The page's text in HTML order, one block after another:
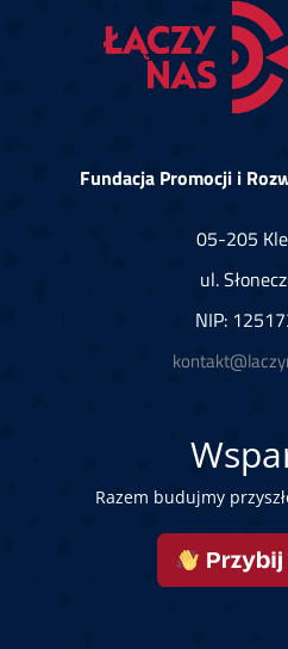
Fundacja Promocji i
05-205
ul.
NIP:
Razem budujmy